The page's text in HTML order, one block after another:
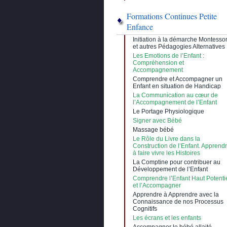
Formations Continues Petite
Enfance
Initiation à la démarche
et autres Pédagogies Alternatives
Les Emotions de l’Enfant :
Compréhension et
Accompagnement
Comprendre et Accompagner un
Enfant en situation de Handicap
La Communication au cœur de
l’Accompagnement de l’Enfant
Le Portage Physiologique
Signer avec Bébé
Massage bébé
Le Rôle du Livre dans la
Construction de l’Enfant.
à faire vivre les Histoires
La Comptine pour contribuer au
Développement de l’Enfant
Comprendre l’Enfant Haut
et l’Accompagner
Apprendre à Apprendre avec la
Connaissance de nos Processus
Cognitifs
Les écrans et les enfants